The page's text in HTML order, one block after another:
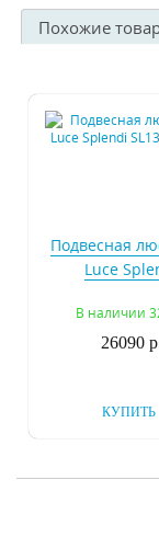
Похожие
Подвесная
Luce
В наличии
26090
КУПИТЬ